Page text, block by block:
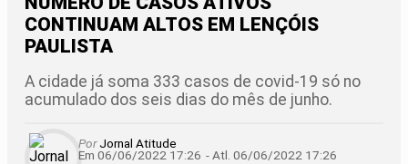
CONTINUAM ALTOS EM LENÇÓIS
PAULISTA
A cidade já soma 333 casos de covid-19 só no
acumulado dos seis dias do mês de junho.
PorJornal Atitude
Em 06/06/2022 17:26 - Atl. 06/06/2022 17:26